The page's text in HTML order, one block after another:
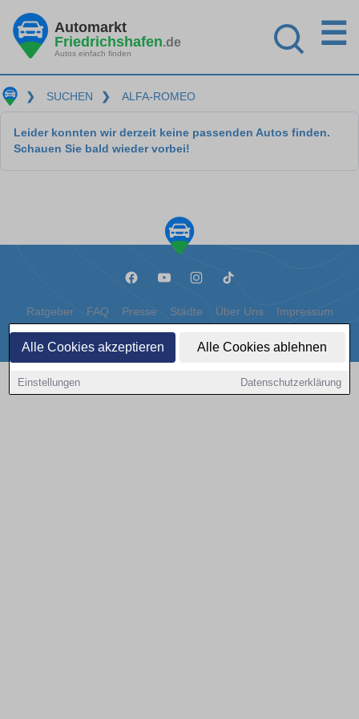
Alle Cookies akzeptieren Alle Cookies ablehnen
Einstellungen Datenschutzerklärung
Automarkt
Friedrichshafen.de
Autos einfach finden
☰
❯ SUCHEN ❯ ALFA-ROMEO
Leider konnten wir derzeit keine passenden Autos finden.
Schauen Sie bald wieder vorbei!
Ratgeber FAQ Presse Städte Über Uns Impressum
Datenschutz Cookies
Copyright © 2000 - 2026 | 1A Infosysteme GmbH | Content by: 1a-sites-autos